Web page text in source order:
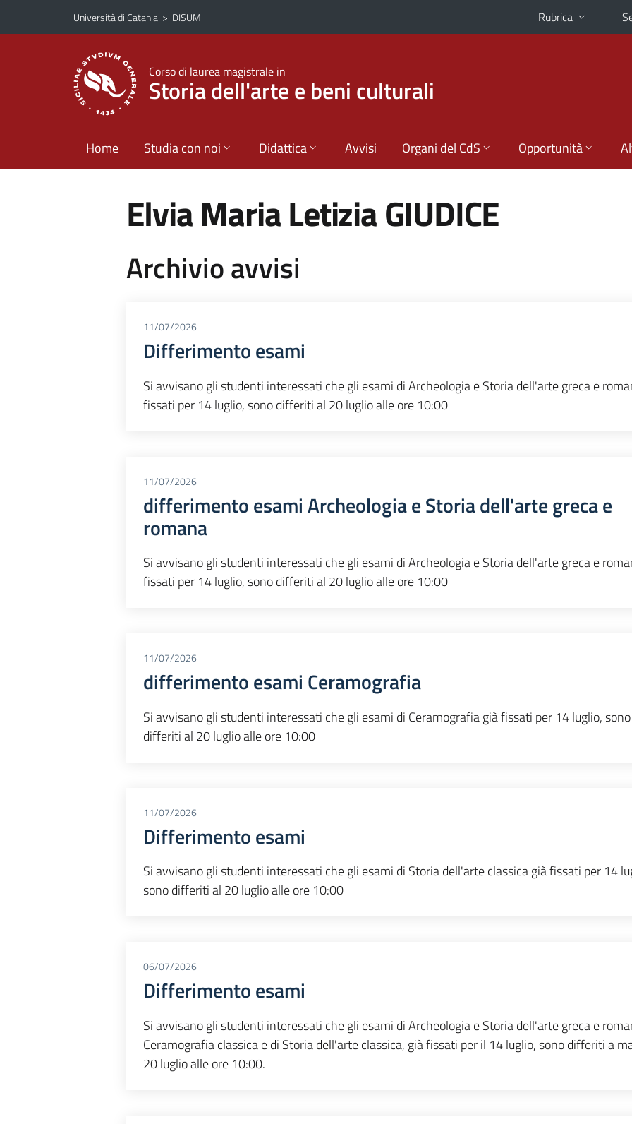
Vai al contenuto principale
Vai al menu di navigazione
Università di Catania > DISUM Rubrica
Corso di laurea magistrale in
Storia dell'arte e beni culturali
Home Studia con noi Didattica Avvisi Organi del CdS Opportunità
Elvia Maria Letizia GIUDICE
Archivio avvisi
11/07/2026
Differimento esami
Si avvisano gli studenti interessati che gli esami di Archeologia e Storia dell'arte greca e
fissati per 14 luglio, sono differiti al 20 luglio alle ore 10:00
11/07/2026
differimento esami Archeologia e Storia dell'arte greca e
romana
Si avvisano gli studenti interessati che gli esami di Archeologia e Storia dell'arte greca e
fissati per 14 luglio, sono differiti al 20 luglio alle ore 10:00
11/07/2026
differimento esami Ceramografia
Si avvisano gli studenti interessati che gli esami di Ceramografia già fissati per 14 luglio, sono
differiti al 20 luglio alle ore 10:00
11/07/2026
Differimento esami
Si avvisano gli studenti interessati che gli esami di Storia dell'arte classica già fissati per 14
sono differiti al 20 luglio alle ore 10:00
06/07/2026
Differimento esami
Si avvisano gli studenti interessati che gli esami di Archeologia e Storia dell'arte greca e
Ceramografia classica e di Storia dell'arte classica, già fissati per il 14 luglio, sono differiti a
20 luglio alle ore 10:00.